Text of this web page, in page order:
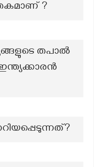
?
തപാൽ
ഇന്ത്യക്കാരൻ